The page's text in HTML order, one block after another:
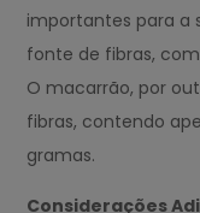
importantes para a
fonte de fibras,
O macarrão, por
fibras, contendo
gramas.
Considerações